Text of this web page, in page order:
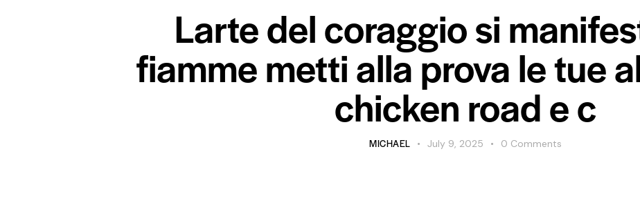
Larte del coraggio si
fiamme metti alla prova le tue
chicken road e c
MICHAEL July 9, 2025 0 Comments